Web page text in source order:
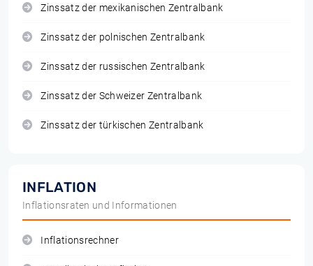
Zinssatz der mexikanischen Zentralbank
Zinssatz der polnischen Zentralbank
Zinssatz der russischen Zentralbank
Zinssatz der Schweizer Zentralbank
Zinssatz der türkischen Zentralbank
INFLATION
Inflationsraten und Informationen
Inflationsrechner